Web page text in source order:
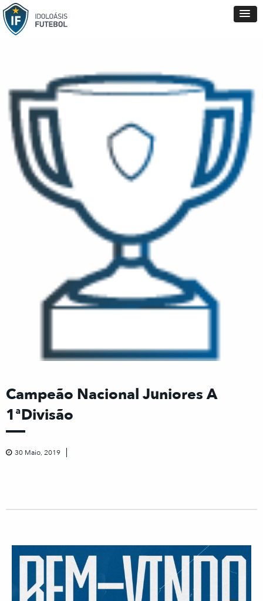
Campeão Nacional Juniores A
1ªDivisão
30 Maio, 2019